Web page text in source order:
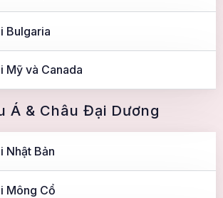
Á & Châu Đại Dương
Nhật Bản
Mông Cổ
Bulgaria
Mỹ và Canada